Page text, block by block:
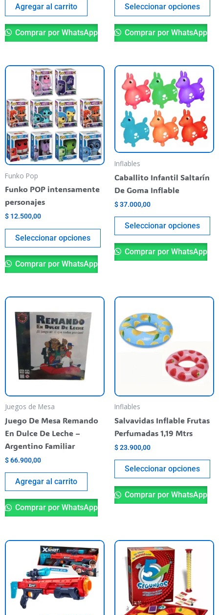
Agregar al carrito
Comprar por WhatsApp
Seleccionar opciones
Comprar por WhatsApp
Funko Pop
Funko POP intensamente
personajes
$ 12.500,00
Seleccionar opciones
Este
producto
tiene
varias
variantes.
Las
opciones
se
pueden
elegir
página
producto
Comprar por WhatsApp
Inflables
Caballito Infantil Saltarín
De Goma Inflable
$37.000,00
Seleccionar opciones
Comprar por WhatsApp
Juegos de Mesa
Juego De Mesa Remando
En Dulce De Leche –
Argentino Familiar
$66.900,00
Agregar al carrito
Comprar por WhatsApp
Inflables
Salvavidas Inflable Frutas
Perfumadas 1,19 Mtrs
$23.900,00
Seleccionar opciones
se
Comprar por WhatsApp